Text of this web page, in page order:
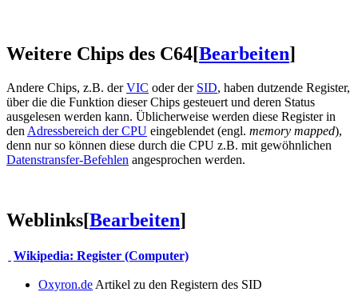
Weitere Chips des C64[Bearbeiten]
Andere Chips, z.B. derVIC oder der SID, haben dutzende Register,
über die die Funktion dieser Chips gesteuert und deren Status
ausgelesen werden kann. Üblicherweise werden diese Register in
den Adressbereich der CPU eingeblendet (engl. memory mapped),
denn nur so können diese durch die CPU z.B. mit gewöhnlichen
Datenstransfer-Befehlen angesprochen werden.
Weblinks[Bearbeiten]
Wikipedia: Register (Computer)
Oxyron.de Artikel zu den Registern des SID